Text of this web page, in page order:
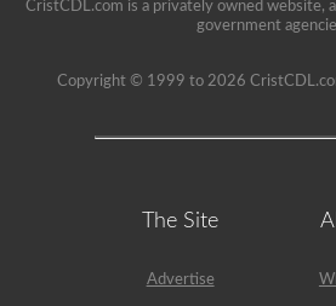
CristCDL.com is a privately owned website,
government
Copyright © 1999 to 2026
The Site
Advertise